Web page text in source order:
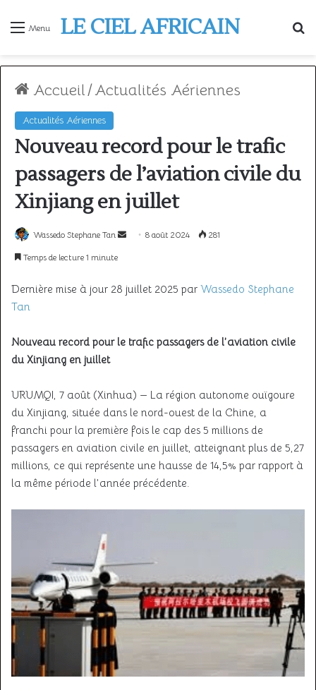
Menu LE CIEL AFRICAIN
Accueil/Actualités Aériennes
Actualités Aériennes
Nouveau record pour le trafic
passagers de l’aviation civile du
Xinjiang en juillet
Wassedo Stephane Tan
Envoyer8 août 2024 281
Temps de lecture 1 minute
Dernière mise à jour 28 juillet 2025 par Wassedo Stephane
Tan
Nouveau record pour le trafic passagers de l’aviation civile
du Xinjiang en juillet
URUMQI, 7 août (Xinhua) — La région autonome ouïgoure
du Xinjiang, située dans le nord-ouest de la Chine, a
franchi pour la première fois le cap des 5 millions de
passagers en aviation civile en juillet, atteignant plus de 5,27
millions, ce qui représente une hausse de 14,5% par rapport à
la même période l’année précédente.